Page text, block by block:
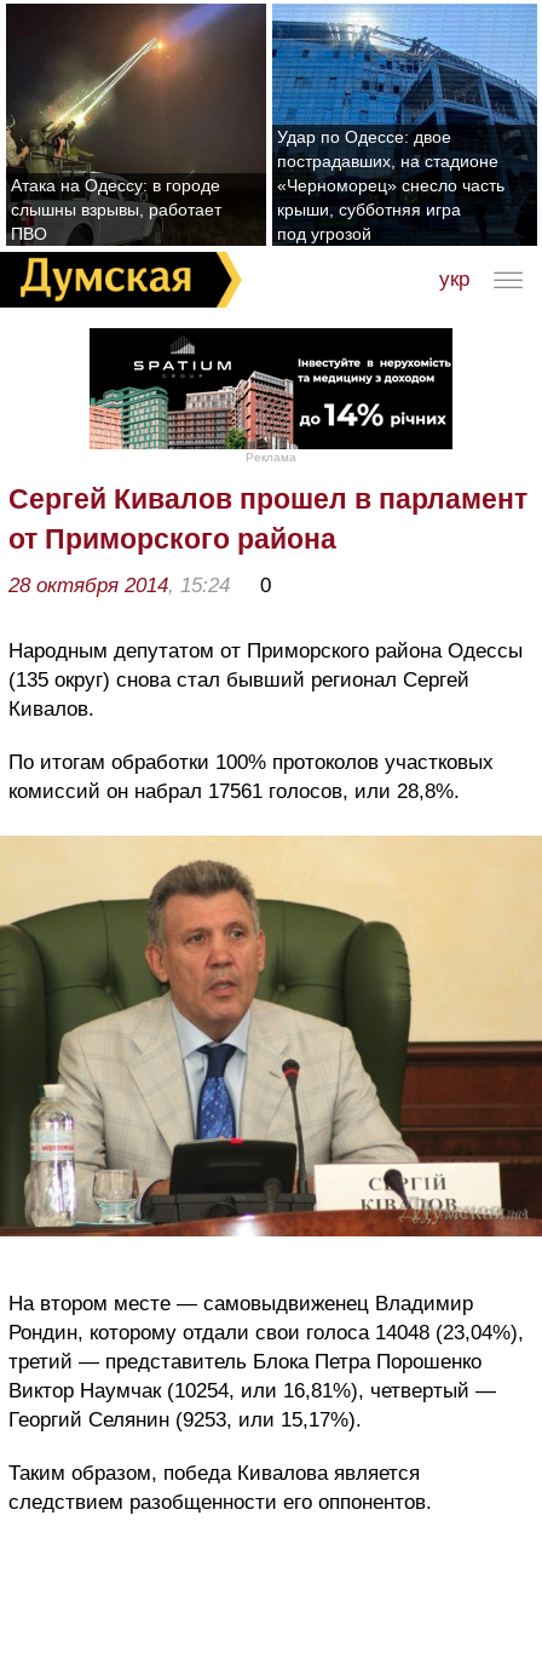
Атака на Одессу: в городе
слышны взрывы, работает
ПВО
Удар по Одессе: двое
пострадавших, на стадионе
«Черноморец» снесло часть
крыши, субботняя игра
под угрозой
укр
Реклама
Сергей Кивалов прошел в парламент
от Приморского района
28 октября 2014, 15:24 0
Народным депутатом от Приморского района Одессы
(135 округ) снова стал бывший регионал Сергей
Кивалов.
По итогам обработки 100% протоколов участковых
комиссий он набрал 17561 голосов, или 28,8%.
На втором месте — самовыдвиженец Владимир
Рондин, которому отдали свои голоса 14048 (23,04%),
третий — представитель Блока Петра Порошенко
Виктор Наумчак (10254, или 16,81%), четвертый —
Георгий Селянин (9253, или 15,17%).
Таким образом, победа Кивалова является
следствием разобщенности его оппонентов.